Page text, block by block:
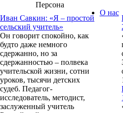
Персона
Иван Савкин: «Я – простой
сельский учитель»
Он говорит спокойно, как
будто даже немного
сдержанно, но за
сдержанностью – полвека
учительской жизни, сотни
уроков, тысячи детских
судеб. Педагог-
исследователь, методист,
заслуженный учитель
О нас